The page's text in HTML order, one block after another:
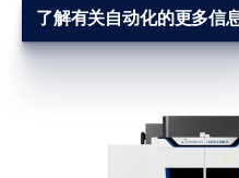
了解有关自动化的更多信